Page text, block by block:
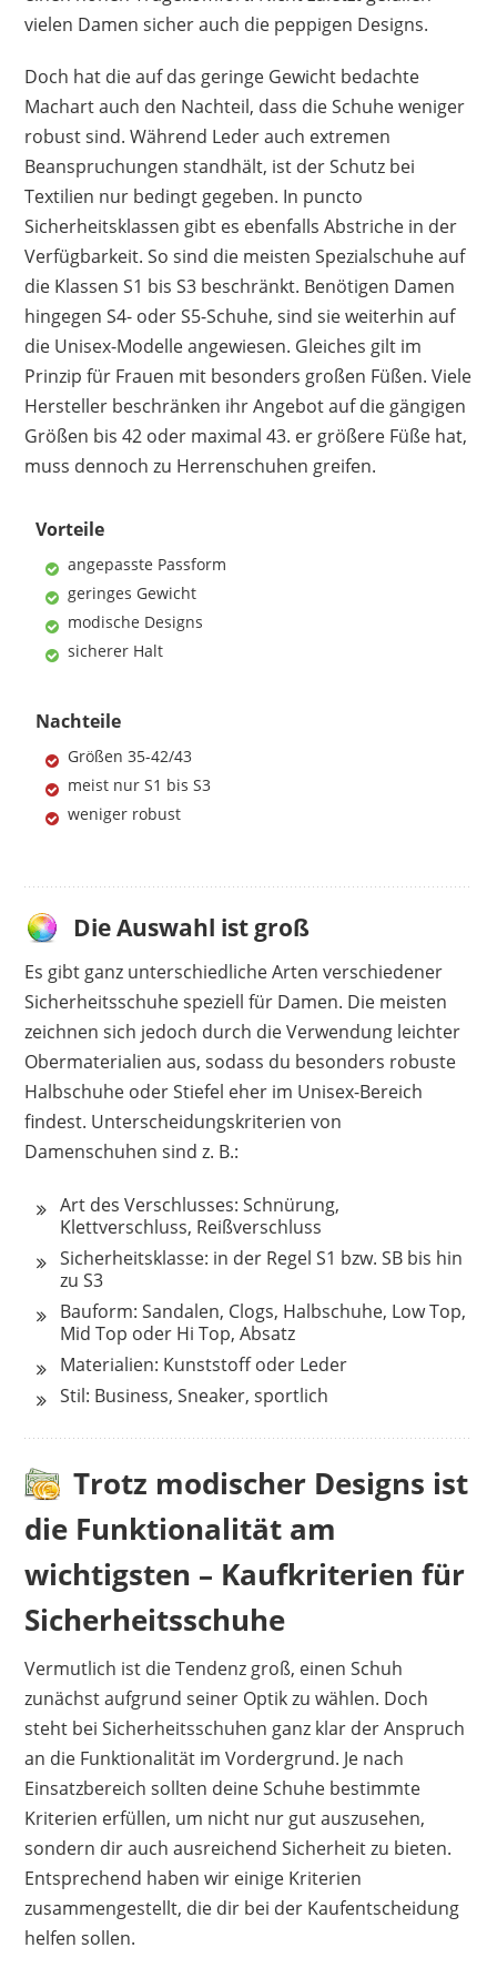
vielen Damen sicher auch die peppigen Designs.
Doch hat die auf das geringe Gewicht bedachte
Machart auch den Nachteil, dass die Schuhe weniger
robust sind. Während Leder auch extremen
Beanspruchungen standhält, ist der Schutz bei
Textilien nur bedingt gegeben. In puncto
Sicherheitsklassen gibt es ebenfalls Abstriche in der
Verfügbarkeit. So sind die meisten Spezialschuhe auf
die Klassen S1 bis S3 beschränkt. Benötigen Damen
hingegen S4- oder S5-Schuhe, sind sie weiterhin auf
die Unisex-Modelle angewiesen. Gleiches gilt im
Prinzip für Frauen mit besonders großen Füßen. Viele
Hersteller beschränken ihr Angebot auf die gängigen
Größen bis 42 oder maximal 43. er größere Füße hat,
muss dennoch zu Herrenschuhen greifen.
Vorteile
angepasste Passform
geringes Gewicht
modische Designs
sicherer Halt
Nachteile
Größen 35-42/43
meist nur S1 bis S3
weniger robust
Die Auswahl ist groß
Es gibt ganz unterschiedliche Arten verschiedener
Sicherheitsschuhe speziell für Damen. Die meisten
zeichnen sich jedoch durch die Verwendung leichter
Obermaterialien aus, sodass du besonders robuste
Halbschuhe oder Stiefel eher im Unisex-Bereich
findest. Unterscheidungskriterien von
Damenschuhen sind z. B.:
Art des Verschlusses: Schnürung,
Klettverschluss, Reißverschluss
Sicherheitsklasse: in der Regel S1 bzw. SB bis hin
zu S3
Bauform: Sandalen, Clogs, Halbschuhe, Low Top,
Mid Top oder Hi Top, Absatz
Materialien: Kunststoff oder Leder
Stil: Business, Sneaker, sportlich
Trotz modischer Designs ist
die Funktionalität am
wichtigsten – Kaufkriterien für
Sicherheitsschuhe
Vermutlich ist die Tendenz groß, einen Schuh
zunächst aufgrund seiner Optik zu wählen. Doch
steht bei Sicherheitsschuhen ganz klar der Anspruch
an die Funktionalität im Vordergrund. Je nach
Einsatzbereich sollten deine Schuhe bestimmte
Kriterien erfüllen, um nicht nur gut auszusehen,
sondern dir auch ausreichend Sicherheit zu bieten.
Entsprechend haben wir einige Kriterien
zusammengestellt, die dir bei der Kaufentscheidung
helfen sollen.